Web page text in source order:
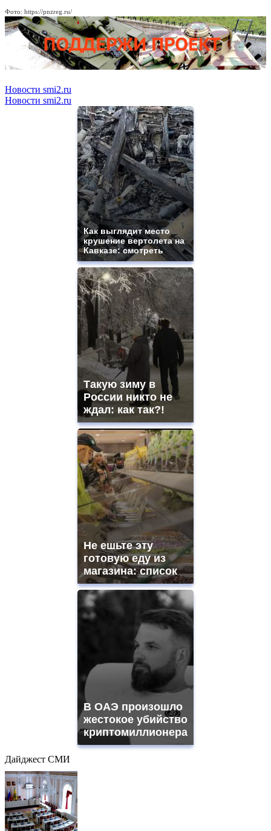
Фото: https://pnzreg.ru/
Новости smi2.ru
Новости smi2.ru
Как выглядит место
крушение вертолета на
Кавказе: смотреть
Такую зиму в
России никто не
ждал: как так?!
Не ешьте эту
готовую еду из
магазина: список
В ОАЭ произошло
жестокое убийство
криптомиллионера
Дайджест СМИ